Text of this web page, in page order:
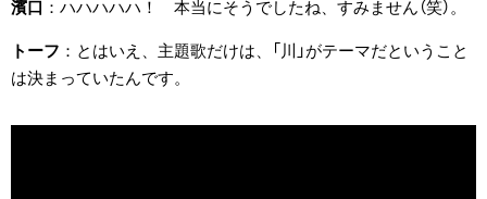
濱口 ハハハハハ！ 本当にそうでしたね、すみません（笑）。
トーフ
とはいえ、主題歌だけは、「川」がテーマだということ
は決まっていたんです。